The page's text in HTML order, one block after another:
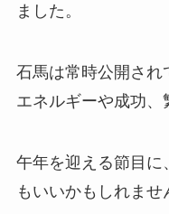
ました。
石馬は常時公開され
エネルギーや成功、
午年を迎える節目
もいいかもしれませ